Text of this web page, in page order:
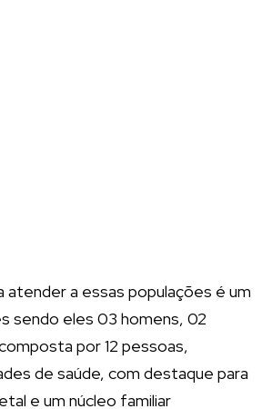
a essas populações é um
sendo eles 03 homens, 02
por 12 pessoas,
de saúde, com destaque para
e um núcleo familiar